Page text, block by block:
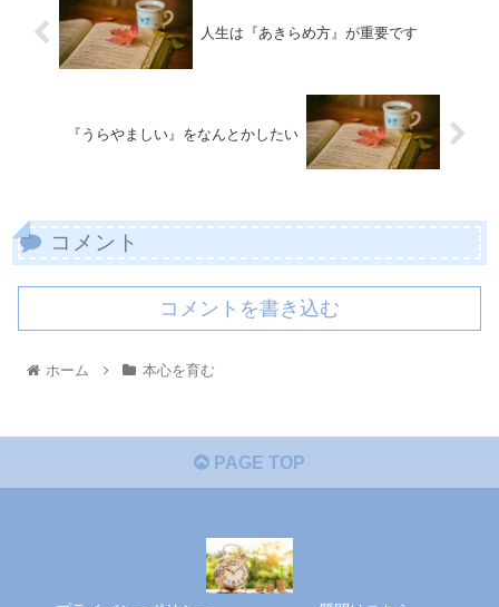
人生は『あきらめ方』が重要です
『うらやましい』をなんとかしたい
コメント
コメントを書き込む
ホーム 本心を育む
PAGE TOP